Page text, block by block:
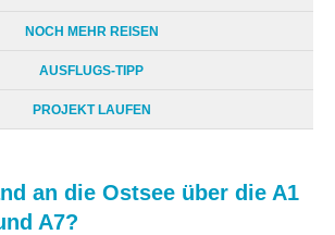
NOCH MEHR REISEN
AUSFLUGS-TIPP
PROJEKT LAUFEN
an die Ostsee über die A1
A7?